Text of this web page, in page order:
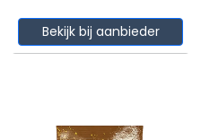
Bekijk bij aanbieder